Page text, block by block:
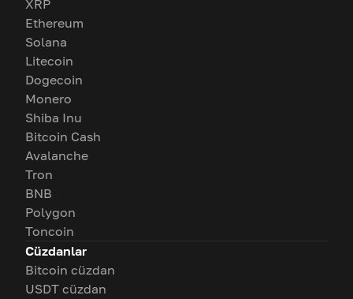
XRP
Ethereum
Solana
Litecoin
Dogecoin
Monero
Shiba Inu
Bitcoin Cash
Avalanche
Tron
BNB
Polygon
Toncoin
Cüzdanlar
Bitcoin cüzdan
USDT cüzdan